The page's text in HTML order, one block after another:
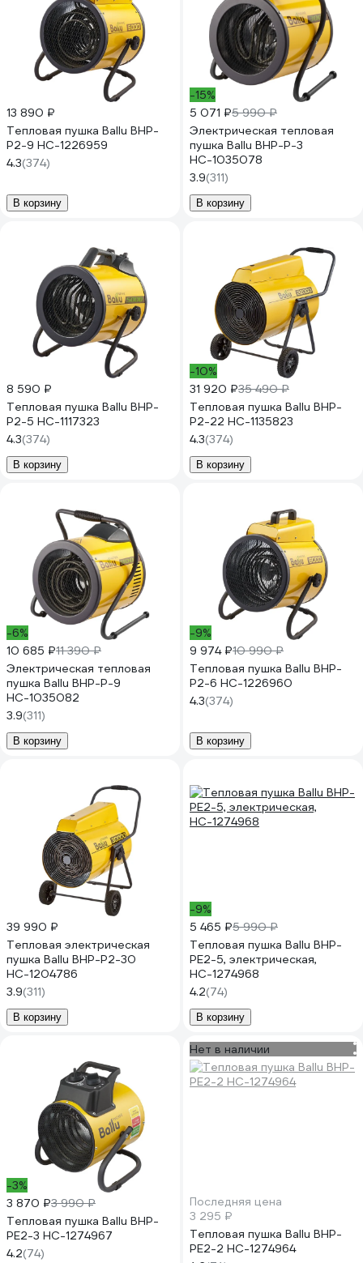
13 890 ₽
Тепловая пушка Ballu BHP-
P2-9 НС-1226959
4.3(374)
В корзину
-15%
5 071 ₽5 990 ₽
Электрическая тепловая
пушка Ballu BHP-P-3
НС-1035078
3.9(311)
В корзину
8 590 ₽
Тепловая пушка Ballu BHP-
P2-5 НС-1117323
4.3(374)
В корзину
-10%
31 920 ₽35 490 ₽
Тепловая пушка Ballu BHP-
P2-22 НС-1135823
4.3(374)
В корзину
-6%
10 685 ₽11 390 ₽
Электрическая тепловая
пушка Ballu BHP-P-9
НС-1035082
3.9(311)
В корзину
-9%
9 974 ₽10 990 ₽
Тепловая пушка Ballu BHP-
P2-6 НС-1226960
4.3(374)
В корзину
39 990 ₽
Тепловая электрическая
пушка Ballu BHP-P2-30
НС-1204786
3.9(311)
В корзину
-9%
5 465 ₽5 990 ₽
Тепловая пушка Ballu BHP-
PE2-5, электрическая,
НС-1274968
4.2(74)
В корзину
-3%
3 870 ₽3 990 ₽
Тепловая пушка Ballu BHP-
PE2-3 НС-1274967
4.2(74)
Нет в наличии
Последняя цена
3 295 ₽
Тепловая пушка Ballu BHP-
PE2-2 НС-1274964